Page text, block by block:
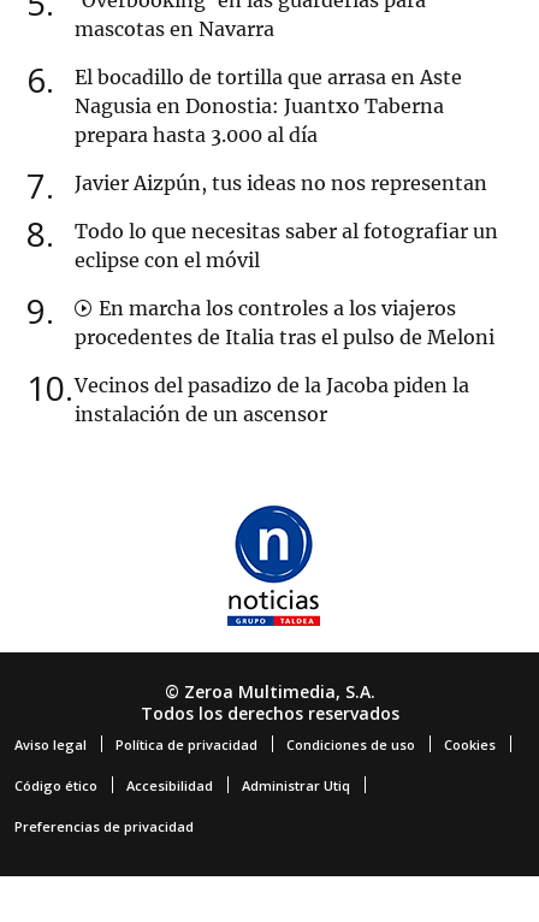
mascotas en Navarra
6
El bocadillo de tortilla que arrasa en Aste
Nagusia en Donostia: Juantxo Taberna
prepara hasta 3.000 al día
7 Javier Aizpún, tus ideas no nos representan
8
Todo lo que necesitas saber al fotografiar un
eclipse con el móvil
9
En marcha los controles a los viajeros
procedentes de Italia tras el pulso de Meloni
10 Vecinos del pasadizo de la Jacoba piden la
instalación de un ascensor
© Zeroa Multimedia, S.A.
Todos los derechos reservados
Aviso legal Política de privacidad Condiciones de uso Cookies
Código ético Accesibilidad Administrar Utiq
Preferencias de privacidad